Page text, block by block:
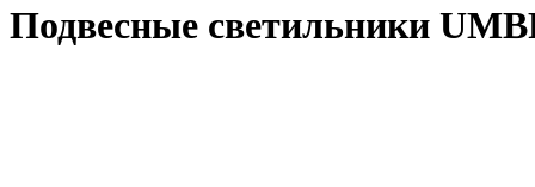
Подвесные светильники